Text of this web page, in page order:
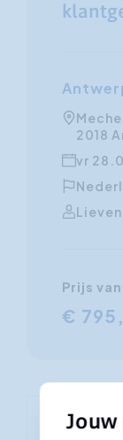
2018
vr
Prijs
€
Jouw